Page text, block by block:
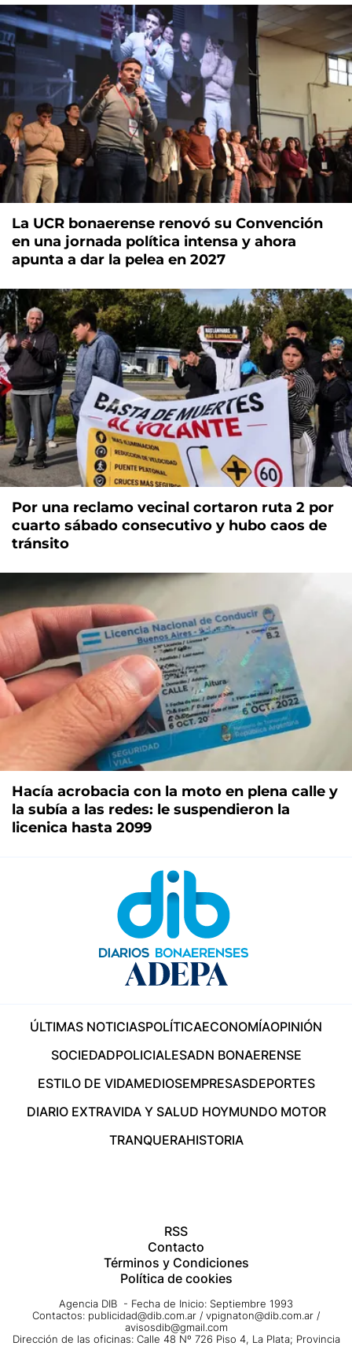
La UCR bonaerense renovó su Convención
en una jornada política intensa y ahora
apunta a dar la pelea en 2027
Por una reclamo vecinal cortaron ruta 2 por
cuarto sábado consecutivo y hubo caos de
tránsito
Hacía acrobacia con la moto en plena calle y
la subía a las redes: le suspendieron la
licenica hasta 2099
ÚLTIMAS NOTICIASPOLÍTICAECONOMÍAOPINIÓN
SOCIEDADPOLICIALESADN BONAERENSE
ESTILO DE VIDAMEDIOSEMPRESASDEPORTES
DIARIO EXTRAVIDA Y SALUD HOYMUNDO MOTOR
TRANQUERAHISTORIA
RSS
Contacto
Términos y Condiciones
Política de cookies
Agencia DIB - Fecha de Inicio: Septiembre 1993
Contactos: publicidad@dib.com.ar / vpignaton@dib.com.ar /
avisosdib@gmail.com
Dirección de las oficinas: Calle 48 Nº 726 Piso 4, La Plata; Provincia